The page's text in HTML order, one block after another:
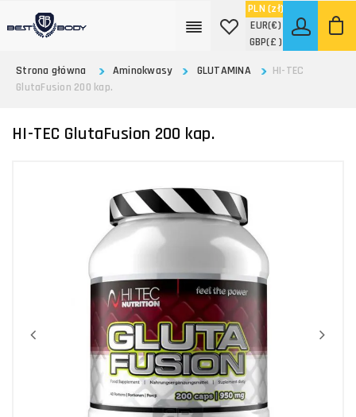
PLN (zł)
EUR(€)
GBP(£ )
Strona główna
Aminokwasy GLUTAMINA
HI-TEC
GlutaFusion 200 kap.
HI-TEC GlutaFusion 200 kap.